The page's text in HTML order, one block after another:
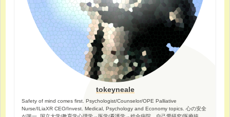
tokeyneale
Safety of mind comes first. Psychologist/Counselor/OPE Palliative
Nurse/ILiaXR CEO/Invest. Medical, Psychology and Economy topics. 心の安全